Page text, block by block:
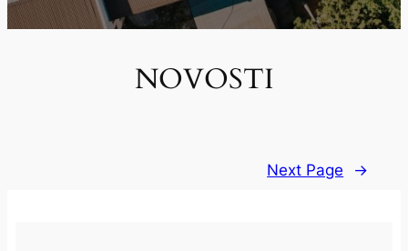
NOVOSTI
Next Page →